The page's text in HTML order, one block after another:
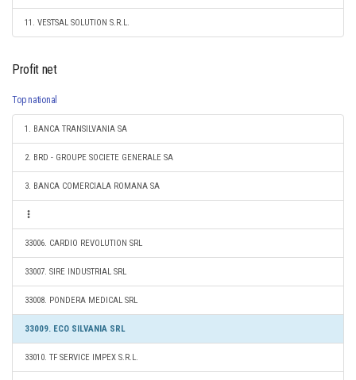
11. VESTSAL SOLUTION S.R.L.
Profit net
Top national
1. BANCA TRANSILVANIA SA
2. BRD - GROUPE SOCIETE GENERALE SA
3. BANCA COMERCIALA ROMANA SA
33006. CARDIO REVOLUTION SRL
33007. SIRE INDUSTRIAL SRL
33008. PONDERA MEDICAL SRL
33009. ECO SILVANIA SRL
33010. TF SERVICE IMPEX S.R.L.